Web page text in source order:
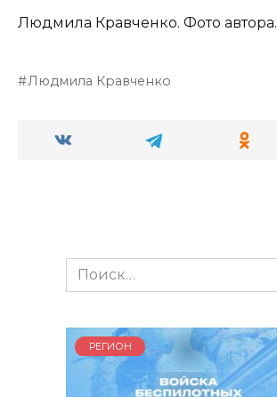
Людмила Кравченко. Фото автора.
Людмила Кравченко
Search
for:
РЕГИОН